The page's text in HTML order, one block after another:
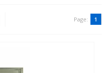
Page: 1